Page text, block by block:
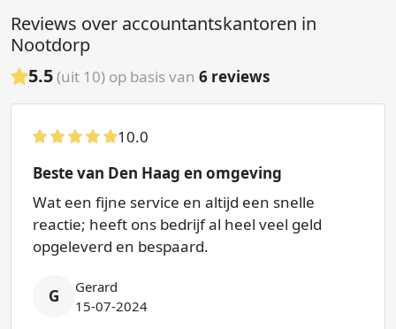
Reviews over accountantskantoren in
Nootdorp
5.5(uit 10) op basis van 6 reviews
10.0
Beste van Den Haag en omgeving
Wat een fijne service en altijd een snelle
reactie; heeft ons bedrijf al heel veel geld
opgeleverd en bespaard.
G
Gerard
15-07-2024